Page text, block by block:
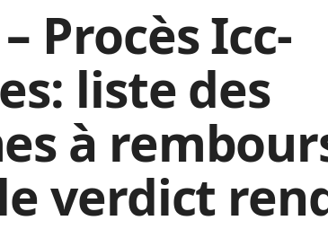
Procès Icc-
liste des
à
verdict